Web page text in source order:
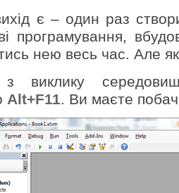
є – один раз
програмування,
нею весь час. Але
з виклику
Alt+F11 . Ви маєте